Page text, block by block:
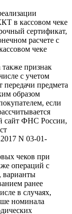
в кассовом чеке
сертификат,
расчете с
чеке
признак
с учетом
передачи предмета
образом
если
сайт ФНС России,
N 03-01-
чеков при
операций с
варианты
ранее
в случаях,
номинала